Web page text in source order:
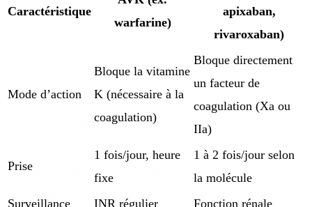
Caractéristique
warfarine)
apixaban,
rivaroxaban)
Mode d’action
Bloque la vitamine
K (nécessaire à la
coagulation)
Bloque directement
un facteur de
coagulation (Xa ou
IIa)
Prise
1 fois/jour, heure
fixe
1 à 2 fois/jour selon
la molécule
Surveillance
INR régulier Fonction rénale